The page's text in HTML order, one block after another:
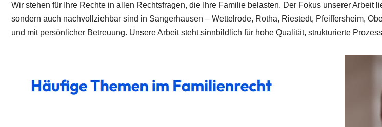
Wir stehen für Ihre Rechte in allen Rechtsfragen, die Ihre Familie belasten. Der Fokus unserer
sondern auch nachvollziehbar sind in Sangerhausen – Wettelrode, Rotha, Riestedt, Pfeiffersheim,
und mit persönlicher Betreuung. Unsere Arbeit steht sinnbildlich für hohe Qualität, strukturierte